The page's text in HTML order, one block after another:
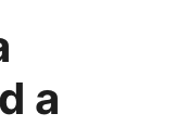
a